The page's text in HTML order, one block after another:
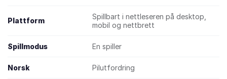
Plattform
Spillbart i nettleseren på desktop,
mobil og nettbrett
Spillmodus En spiller
Norsk Pilutfordring